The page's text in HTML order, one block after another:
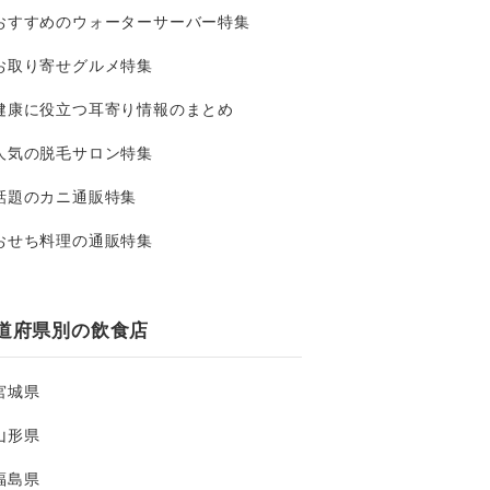
すすめのウォーターサーバー特集
取り寄せグルメ特集
康に役立つ耳寄り情報のまとめ
気の脱毛サロン特集
題のカニ通販特集
せち料理の通販特集
府県別の飲食店
城県
形県
島県